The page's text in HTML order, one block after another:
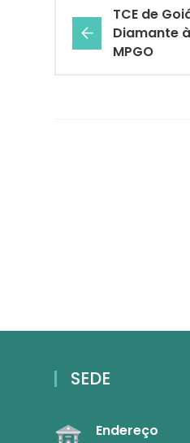
TCE de
Diamante
MPGO
SEDE
Endereço